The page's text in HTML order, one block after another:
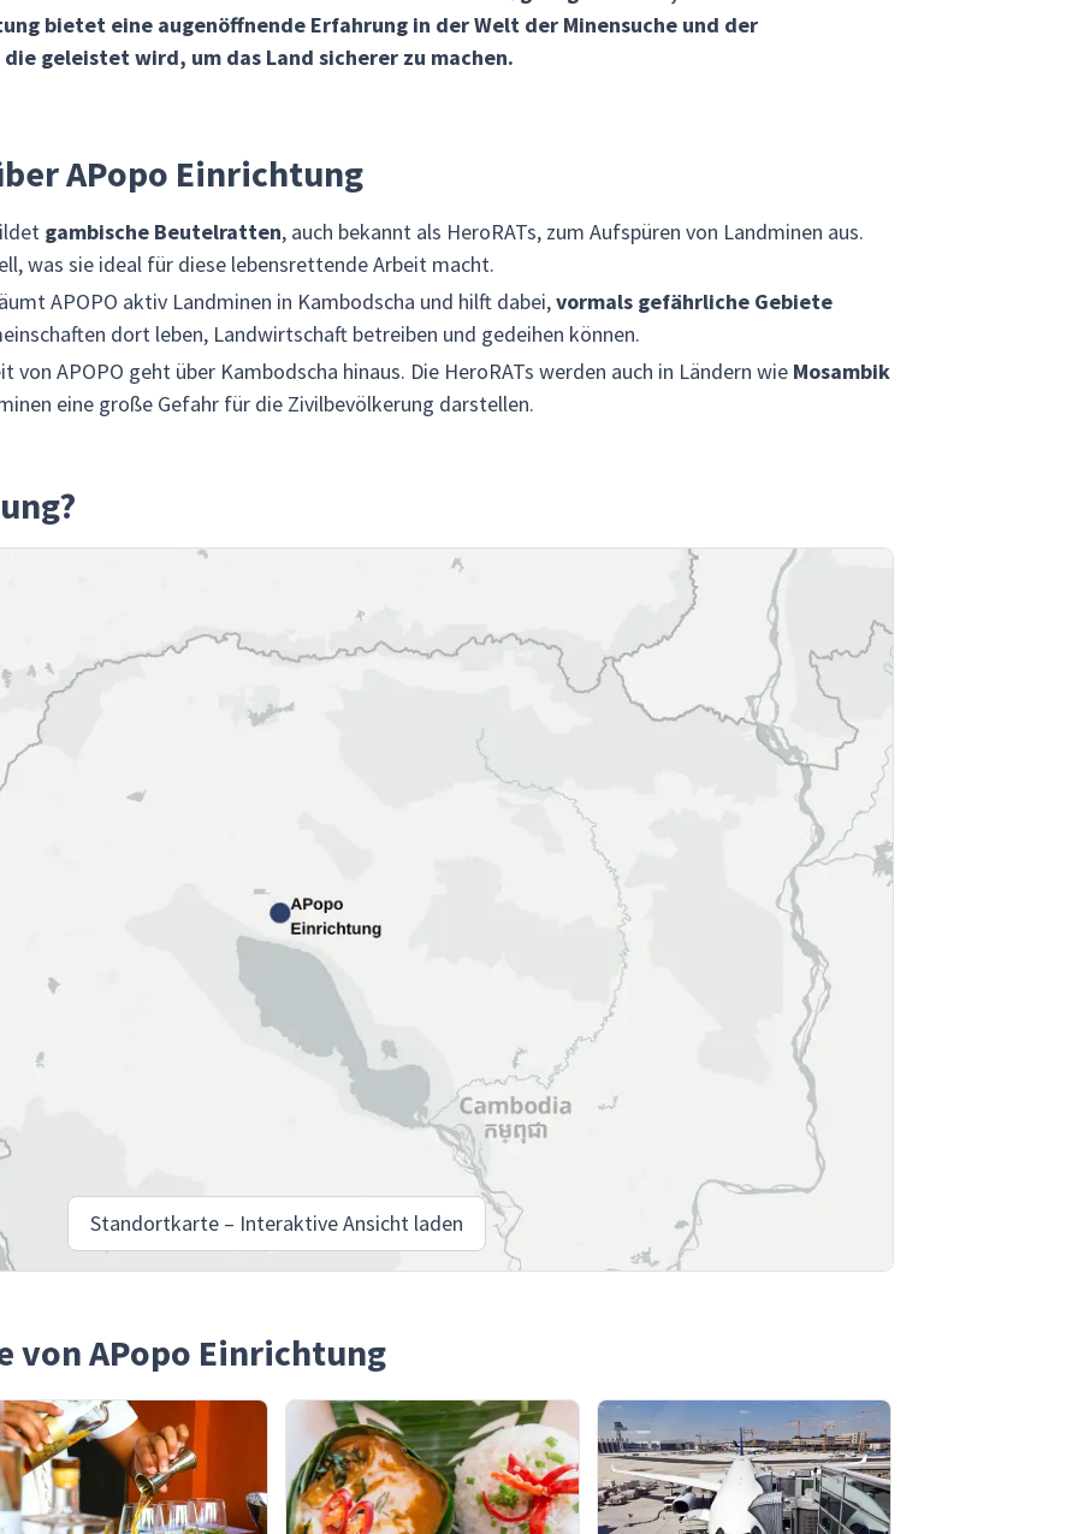
bietet eine augenöffnende Erfahrung in der Welt der Minensuche und der
geleistet wird, um das Land sicherer zu machen.
APopo Einrichtung
gambische Beutelratten, auch bekannt als HeroRATs, zum Aufspüren von Landminen aus.
was sie ideal für diese lebensrettende Arbeit macht.
APOPO aktiv Landminen in Kambodscha und hilft dabei,vormals gefährliche Gebiete
dort leben, Landwirtschaft betreiben und gedeihen können.
von APOPO geht über Kambodscha hinaus. Die HeroRATs werden auch in Ländern wie Mosambik
eine große Gefahr für die Zivilbevölkerung darstellen.
Standortkarte – Interaktive Ansicht laden
von APopo Einrichtung